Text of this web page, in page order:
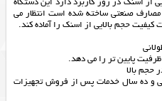
صنعتی ساخته شده است انتظار می
حجم بالایی از اسنک را آماده کند.
پایین تر را می دهد.
حجم بالا
و ده سال خدمات پس از فروشتجهیزات